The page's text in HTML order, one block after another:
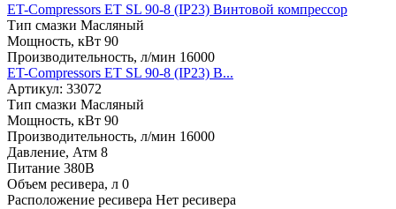
ET-Compressors ET SL 90-8 (IP23) Винтовой компрессор
Тип смазки Масляный
Мощность, кВт 90
Производительность, л/мин 16000
ET-Compressors ET SL 90-8 (IP23) В...
Артикул: 33072
Тип смазки Масляный
Мощность, кВт 90
Производительность, л/мин 16000
Давление, Атм 8
Питание 380В
Объем ресивера, л 0
Расположение ресивера Нет ресивера